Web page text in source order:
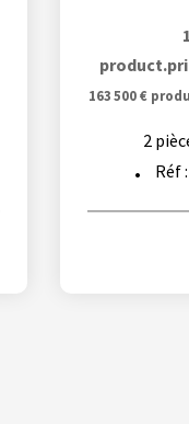
163 500 €
2
Réf